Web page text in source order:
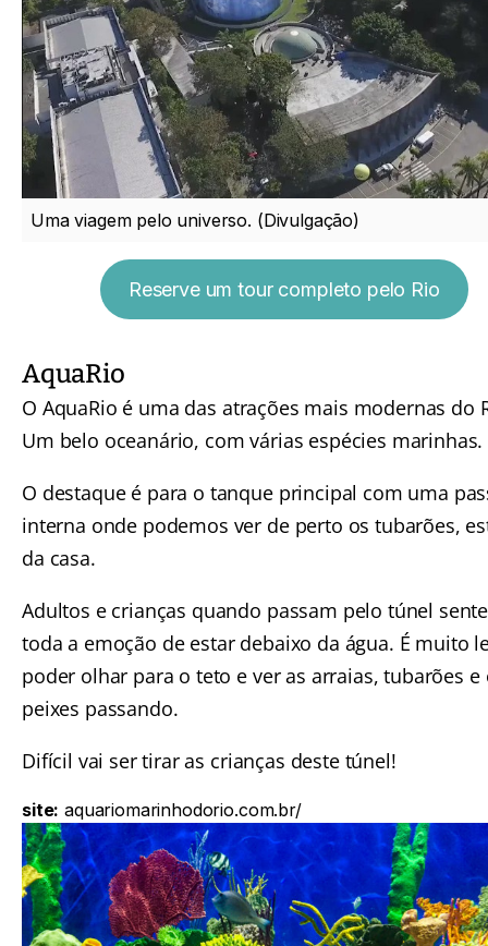
Uma viagem pelo universo. (Divulgação)
Reserve um tour completo pelo Rio
AquaRio
O AquaRio é uma das atrações mais modernas do
Um belo oceanário, com várias espécies marinhas.
O destaque é para o tanque principal com uma
interna onde podemos ver de perto os tubarões,
da casa.
Adultos e crianças quando passam pelo túnel
toda a emoção de estar debaixo da água. É muito
poder olhar para o teto e ver as arraias, tubarões e
peixes passando.
Difícil vai ser tirar as crianças deste túnel!
site: aquariomarinhodorio.com.br/